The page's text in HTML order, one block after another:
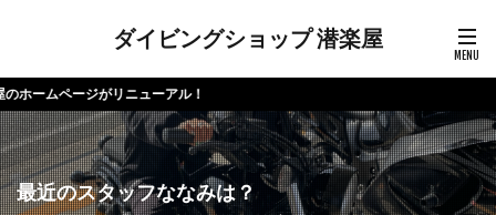
ダイビングショップ 潜楽屋
ページがリニューアル！
最近のスタッフななみは？